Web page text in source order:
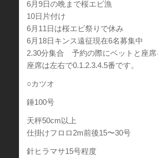
6月9日の晩まで桜エビ漁
10日片付け
6月11日は桜エビ祭りで休み
6月18日キンス遠征現在6名募集中
2.30分集合 予約の際にベットと座席
座席は左右で0.1.2.3.4.5番です。
○カツオ
錘100号
天秤50cm以上
仕掛けフロロ2m前後15〜30号
針ヒラマサ15号程度